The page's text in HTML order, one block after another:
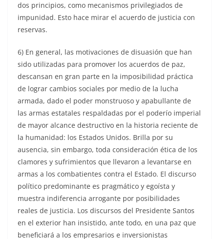
dos principios, como mecanismos privilegiados de
impunidad. Esto hace mirar el acuerdo de justicia con
reservas.
6) En general, las motivaciones de disuasión que han
sido utilizadas para promover los acuerdos de paz,
descansan en gran parte en la imposibilidad práctica
de lograr cambios sociales por medio de la lucha
armada, dado el poder monstruoso y apabullante de
las armas estatales respaldadas por el poderío imperial
de mayor alcance destructivo en la historia reciente de
la humanidad: los Estados Unidos. Brilla por su
ausencia, sin embargo, toda consideración ética de los
clamores y sufrimientos que llevaron a levantarse en
armas a los combatientes contra el Estado. El discurso
político predominante es pragmático y egoísta y
muestra indiferencia arrogante por posibilidades
reales de justicia. Los discursos del Presidente Santos
en el exterior han insistido, ante todo, en una paz que
beneficiará a los empresarios e inversionistas